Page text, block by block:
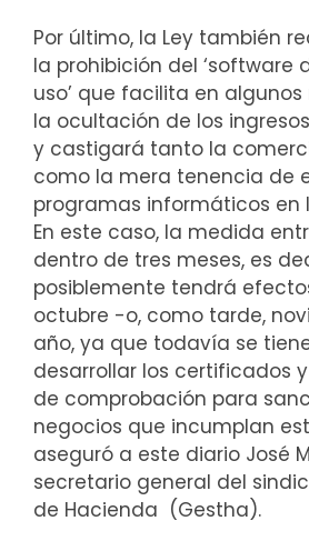
Por último, la Ley también
la prohibición del ‘software
uso’ que facilita en
la ocultación de los
y castigará tanto la
como la mera tenencia de
programas informáticos en
En este caso, la medida
dentro de tres meses, es
posiblemente tendrá
octubre -o, como tarde,
año, ya que todavía se
desarrollar los certificados
de comprobación para
negocios que incumplan
aseguró a este diario José
secretario general del
de Hacienda (Gestha).